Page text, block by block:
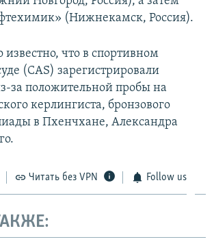
(Нижнекамск, Россия).
известно, что в спортивном
(CAS) зарегистрировали
за положительной пробы на
керлингиста, бронзового
в Пхенчхане, Александра
Читать без VPN Follow us